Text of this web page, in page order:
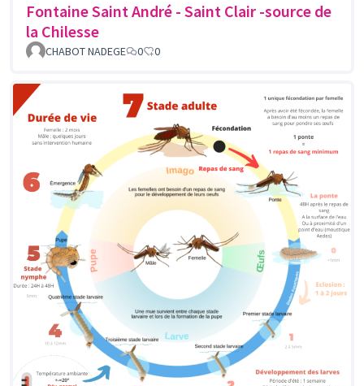
Fontaine Saint André - Saint Clair -source de
la Chilesse
CHABOT NADEGE 0 0